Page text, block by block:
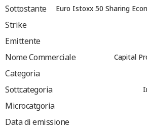
Sottostante
Euro Istoxx 50 Sharing
Strike
Emittente
Nome Commerciale Capital
Categoria
Sottcategoria
Microcatgoria
Data di emissione